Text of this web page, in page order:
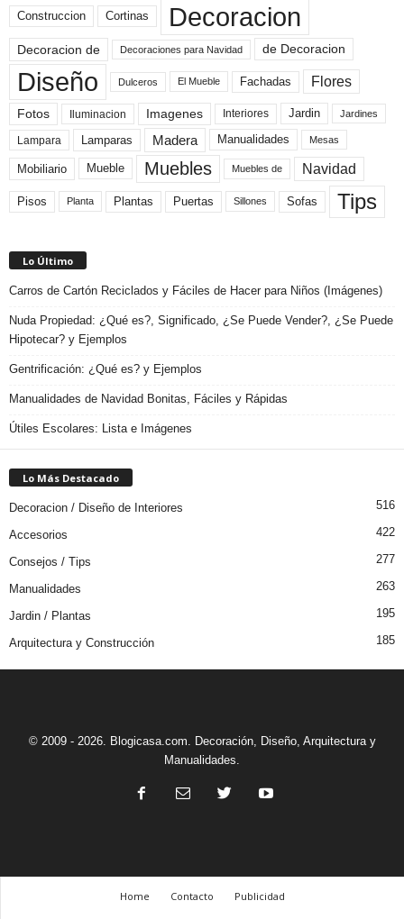
Construccion Cortinas Decoracion
Decoracion de Decoraciones para Navidad de Decoracion
Diseño Dulceros El Mueble Fachadas Flores
Fotos Iluminacion Imagenes Interiores Jardin Jardines
Lampara Lamparas Madera Manualidades Mesas
Mobiliario Mueble Muebles Muebles de Navidad
Pisos Planta Plantas Puertas Sillones Sofas Tips
Lo Último
Carros de Cartón Reciclados y Fáciles de Hacer para Niños (Imágenes)
Nuda Propiedad: ¿Qué es?, Significado, ¿Se Puede Vender?, ¿Se Puede
Hipotecar? y Ejemplos
Gentrificación: ¿Qué es? y Ejemplos
Manualidades de Navidad Bonitas, Fáciles y Rápidas
Útiles Escolares: Lista e Imágenes
Lo Más Destacado
Decoracion / Diseño de Interiores 516
Accesorios 422
Consejos / Tips 277
Manualidades 263
Jardin / Plantas 195
Arquitectura y Construcción 185
© 2009 - 2026. Blogicasa.com. Decoración, Diseño, Arquitectura y
Manualidades.
Home Contacto Publicidad